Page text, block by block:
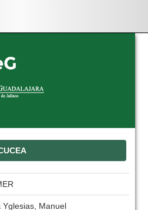
Yglesias, Manuel